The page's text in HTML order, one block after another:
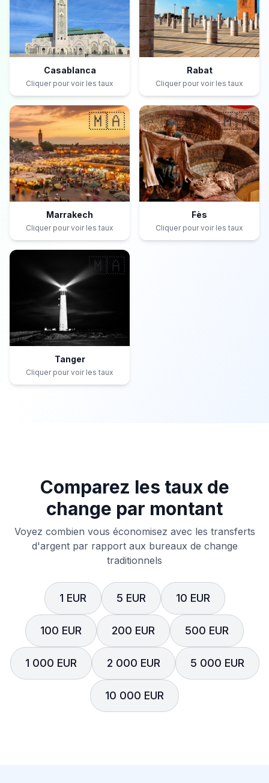
Casablanca
Cliquer pour voir les taux
Rabat
Cliquer pour voir les taux
🇲🇦
Marrakech
Cliquer pour voir les taux
🇲🇦
Fès
Cliquer pour voir les taux
🇲🇦
Tanger
Cliquer pour voir les taux
Comparez les taux de
change par montant
Voyez combien vous économisez avec les transferts
d'argent par rapport aux bureaux de change
traditionnels
1 EUR 5 EUR 10 EUR
100 EUR 200 EUR 500 EUR
1 000 EUR 2 000 EUR 5 000 EUR
10 000 EUR